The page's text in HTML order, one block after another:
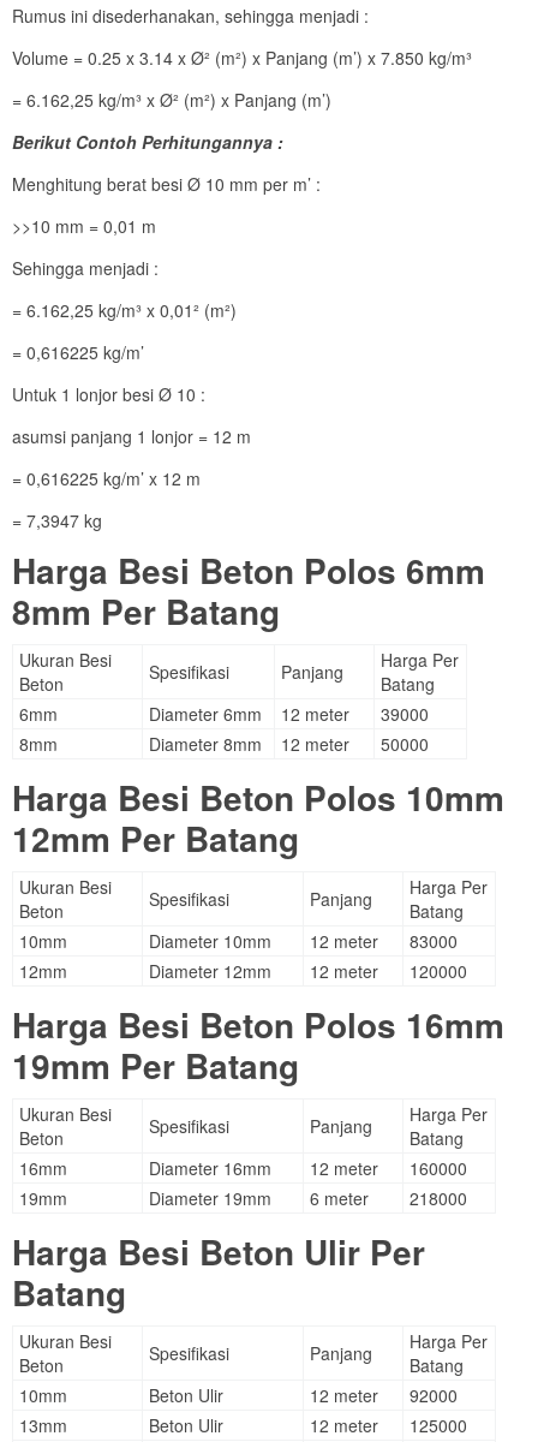
Rumus ini disederhanakan, sehingga menjadi :
Volume = 0.25 x 3.14 x Ø² (m²) x Panjang (m’) x 7.850 kg/m³
= 6.162,25 kg/m³ x Ø² (m²) x Panjang (m’)
Berikut Contoh Perhitungannya :
Menghitung berat besi Ø 10 mm per m’ :
>>10 mm = 0,01 m
Sehingga menjadi :
= 6.162,25 kg/m³ x 0,01² (m²)
= 0,616225 kg/m’
Untuk 1 lonjor besi Ø 10 :
asumsi panjang 1 lonjor = 12 m
= 0,616225 kg/m’ x 12 m
= 7,3947 kg
Harga Besi Beton Polos 6mm
8mm Per Batang
Ukuran Besi
Beton
Spesifikasi Panjang
Harga Per
Batang
6mm
Diameter 6mm 12 meter
39000
8mm
Diameter 8mm 12 meter 50000
Harga Besi Beton Polos 10mm
12mm Per Batang
Ukuran Besi
Beton
Spesifikasi Panjang
Harga Per
Batang
10mm
Diameter 10mm 12 meter
83000
12mm
Diameter 12mm 12 meter 120000
Harga Besi Beton Polos 16mm
19mm Per Batang
Ukuran Besi
Beton
Spesifikasi Panjang
Harga Per
Batang
16mm
Diameter 16mm 12 meter
160000
19mm
Diameter 19mm 6 meter 218000
Harga Besi Beton Ulir Per
Batang
Ukuran Besi
Beton
Spesifikasi Panjang
Harga Per
Batang
10mm
Beton Ulir 12 meter
92000
13mm
Beton Ulir 12 meter
125000